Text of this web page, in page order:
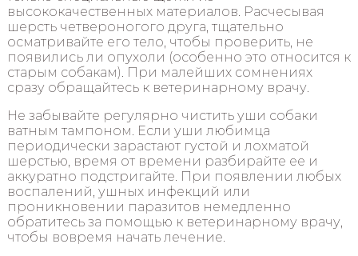
высококачественных материалов. Расчесывая
шерсть четвероногого друга, тщательно
осматривайте его тело, чтобы проверить, не
появились ли опухоли (особенно это относится к
старым собакам). При малейших сомнениях
сразу обращайтесь к ветеринарному врачу.
Не забывайте регулярно чистить уши собаки
ватным тампоном. Если уши любимца
периодически зарастают густой и лохматой
шерстью, время от времени разбирайте ее и
аккуратно подстригайте. При появлении любых
воспалений, ушных инфекций или
проникновении паразитов немедленно
обратитесь за помощью к ветеринарному врачу,
чтобы вовремя начать лечение.